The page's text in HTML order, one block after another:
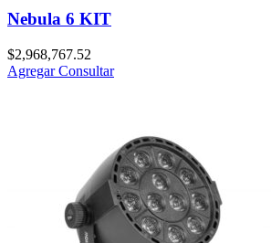
Nebula 6 KIT
$2,968,767.52
AgregarConsultar